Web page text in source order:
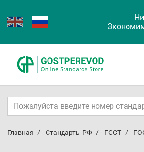
Главная Стандарты РФ ГОСТ